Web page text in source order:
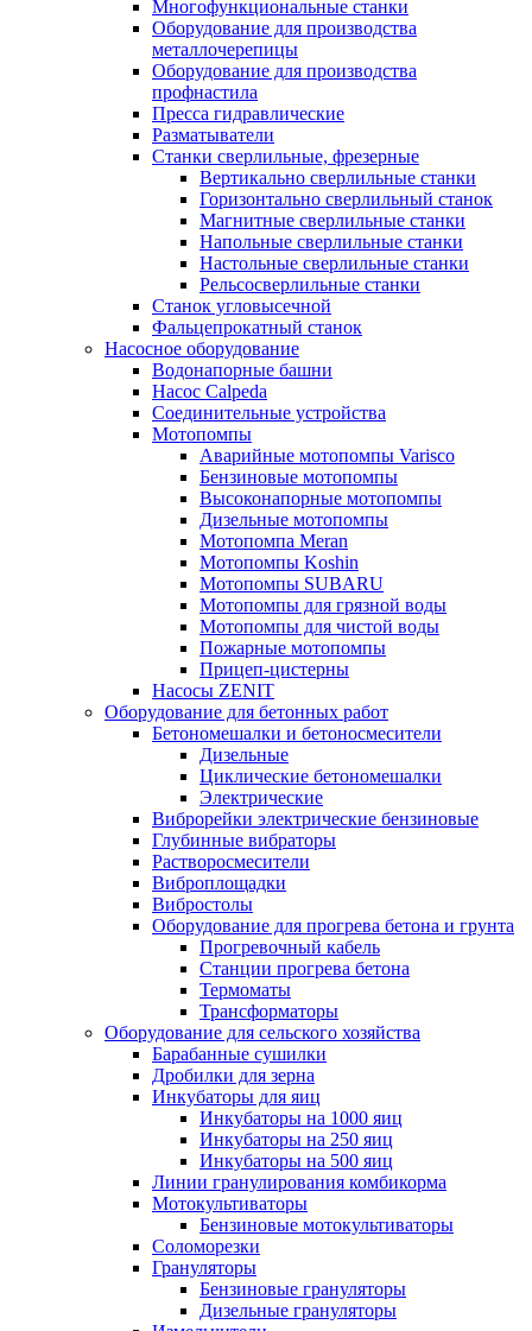
Многофункциональные станки
Оборудование для производства
металлочерепицы
Оборудование для производства
профнастила
Пресса гидравлические
Разматыватели
Станки сверлильные, фрезерные
Вертикально сверлильные станки
Горизонтально сверлильный станок
Магнитные сверлильные станки
Напольные сверлильные станки
Настольные сверлильные станки
Рельсосверлильные станки
Станок угловысечной
Фальцепрокатный станок
Насосное оборудование
Водонапорные башни
Насос Calpeda
Соединительные устройства
Мотопомпы
Аварийные мотопомпы Varisco
Бензиновые мотопомпы
Высоконапорные мотопомпы
Дизельные мотопомпы
Мотопомпа Meran
Мотопомпы Koshin
Мотопомпы SUBARU
Мотопомпы для грязной воды
Мотопомпы для чистой воды
Пожарные мотопомпы
Прицеп-цистерны
Насосы ZENIT
Оборудование для бетонных работ
Бетономешалки и бетоносмесители
Дизельные
Циклические бетономешалки
Электрические
Виброрейки электрические бензиновые
Глубинные вибраторы
Растворосмесители
Виброплощадки
Вибростолы
Оборудование для прогрева бетона и грунта
Прогревочный кабель
Станции прогрева бетона
Термоматы
Трансформаторы
Оборудование для сельского хозяйства
Барабанные сушилки
Дробилки для зерна
Инкубаторы для яиц
Инкубаторы на 1000 яиц
Инкубаторы на 250 яиц
Инкубаторы на 500 яиц
Линии гранулирования комбикорма
Мотокультиваторы
Бензиновые мотокультиваторы
Соломорезки
Грануляторы
Бензиновые грануляторы
Дизельные грануляторы